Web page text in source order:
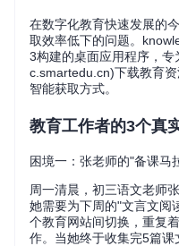
在数字化教育快速发展的
取效率低下的问题。
3构建的桌面应用程序，
c.smartedu.cn)下载教育
智能获取方式。
教育工作者的3个真
困境一：张老师的"备课马
周一清晨，初三语文老师
她需要为下周的"文言文阅
个教育网站间切换，重复
作。当她终于收集完5篇